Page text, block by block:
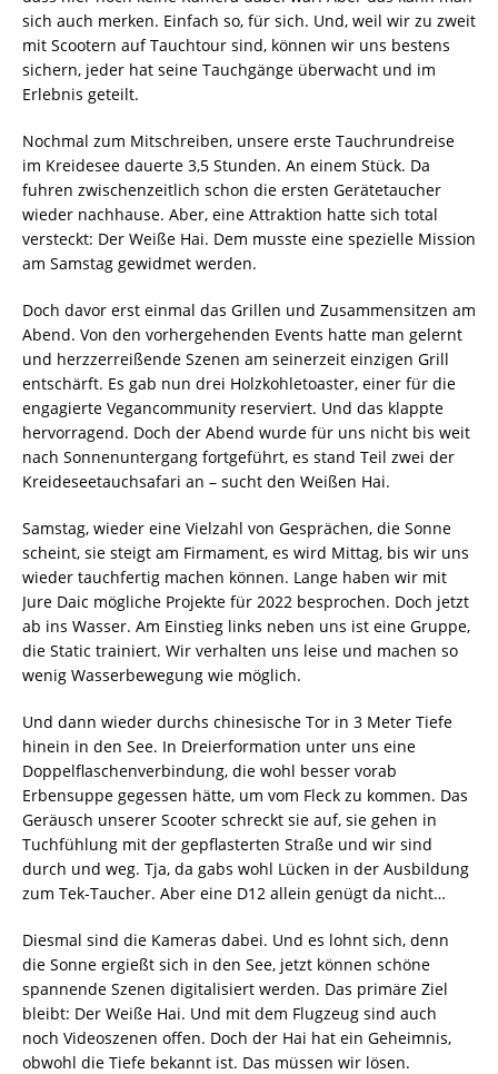
sich auch merken. Einfach so, für sich. Und, weil wir zu zweit
mit Scootern auf Tauchtour sind, können wir uns bestens
sichern, jeder hat seine Tauchgänge überwacht und im
Erlebnis geteilt.
Nochmal zum Mitschreiben, unsere erste Tauchrundreise
im Kreidesee dauerte 3,5 Stunden. An einem Stück. Da
fuhren zwischenzeitlich schon die ersten Gerätetaucher
wieder nachhause. Aber, eine Attraktion hatte sich total
versteckt: Der Weiße Hai. Dem musste eine spezielle Mission
am Samstag gewidmet werden.
Doch davor erst einmal das Grillen und Zusammensitzen am
Abend. Von den vorhergehenden Events hatte man gelernt
und herzzerreißende Szenen am seinerzeit einzigen Grill
entschärft. Es gab nun drei Holzkohletoaster, einer für die
engagierte Vegancommunity reserviert. Und das klappte
hervorragend. Doch der Abend wurde für uns nicht bis weit
nach Sonnenuntergang fortgeführt, es stand Teil zwei der
Kreideseetauchsafari an – sucht den Weißen Hai.
Samstag, wieder eine Vielzahl von Gesprächen, die Sonne
scheint, sie steigt am Firmament, es wird Mittag, bis wir uns
wieder tauchfertig machen können. Lange haben wir mit
Jure Daic mögliche Projekte für 2022 besprochen. Doch jetzt
ab ins Wasser. Am Einstieg links neben uns ist eine Gruppe,
die Static trainiert. Wir verhalten uns leise und machen so
wenig Wasserbewegung wie möglich.
Und dann wieder durchs chinesische Tor in 3 Meter Tiefe
hinein in den See. In Dreierformation unter uns eine
Doppelflaschenverbindung, die wohl besser vorab
Erbensuppe gegessen hätte, um vom Fleck zu kommen. Das
Geräusch unserer Scooter schreckt sie auf, sie gehen in
Tuchfühlung mit der gepflasterten Straße und wir sind
durch und weg. Tja, da gabs wohl Lücken in der Ausbildung
zum Tek-Taucher. Aber eine D12 allein genügt da nicht…
Diesmal sind die Kameras dabei. Und es lohnt sich, denn
die Sonne ergießt sich in den See, jetzt können schöne
spannende Szenen digitalisiert werden. Das primäre Ziel
bleibt: Der Weiße Hai. Und mit dem Flugzeug sind auch
noch Videoszenen offen. Doch der Hai hat ein Geheimnis,
obwohl die Tiefe bekannt ist. Das müssen wir lösen.